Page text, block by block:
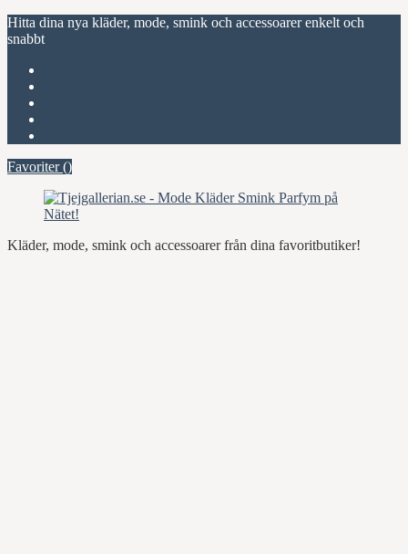
Hitta dina nya kläder, mode, smink och accessoarer enkelt och
snabbt
Favoriter ()
Kläder, mode, smink och accessoarer från dina favoritbutiker!